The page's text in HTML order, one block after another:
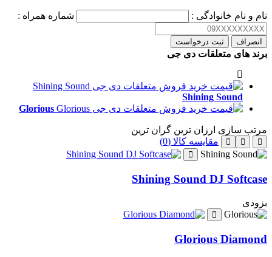
نام و نام خانوادگی : شماره همراه :
انصراف ثبت درخواست
برند های متعلقات دی جی
Shining Sound
Glorious
مرتب سازی ارزان ترین گران ترین
مقایسه کالا (0)
Shining Sound DJ Softcase
بزودی
Glorious Diamond